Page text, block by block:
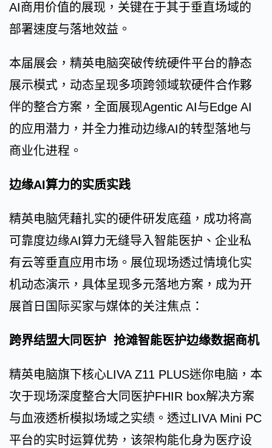
AI商用价值的展现，关键在于其于垂直场域的
部署速度与落地效益。
本届展会，精英电脑突破传统硬件平台的静态
展示模式，动态呈现多项跨领域软硬件合作夥
伴的整合方案，全面展现Agentic AI与Edge AI
的应用潜力，并全力推动边缘AI的转型落地与
商业化进程。
边缘AI算力的实质实践
精英电脑凭藉扎实的硬件研发底蕴，成功将高
可靠度边缘AI算力无缝导入智能医护、企业私
有云等垂直应用市场。展位现场透过情境化实
机动态演示，具体呈现多元落地方案，成为开
展首日国际买家与媒体的关注焦点：
跨界结盟大同医护 抢滩智能医护边缘数据商机
精英电脑旗下核心LIVA Z11 PLUS迷你电脑，本
次于现场深度整合大同医护FHIR box解决方案
与血液透析模拟场域之实绩。透过LIVA Mini PC
平台的实时运算优势，该架构能化身为医疗设